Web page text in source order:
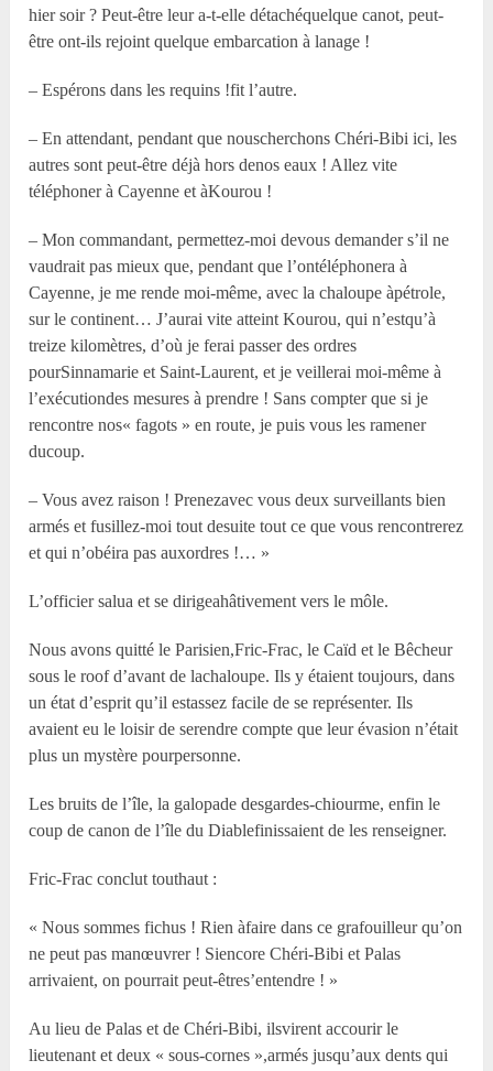
hier soir ? Peut-être leur a-t-elle détachéquelque canot, peut-
être ont-ils rejoint quelque embarcation à lanage !
– Espérons dans les requins !fit l’autre.
– En attendant, pendant que nouscherchons Chéri-Bibi ici, les
autres sont peut-être déjà hors denos eaux ! Allez vite
téléphoner à Cayenne et àKourou !
– Mon commandant, permettez-moi devous demander s’il ne
vaudrait pas mieux que, pendant que l’ontéléphonera à
Cayenne, je me rende moi-même, avec la chaloupe àpétrole,
sur le continent… J’aurai vite atteint Kourou, qui n’estqu’à
treize kilomètres, d’où je ferai passer des ordres
pourSinnamarie et Saint-Laurent, et je veillerai moi-même à
l’exécutiondes mesures à prendre ! Sans compter que si je
rencontre nos« fagots » en route, je puis vous les ramener
ducoup.
– Vous avez raison ! Prenezavec vous deux surveillants bien
armés et fusillez-moi tout desuite tout ce que vous rencontrerez
et qui n’obéira pas auxordres !… »
L’officier salua et se dirigeahâtivement vers le môle.
Nous avons quitté le Parisien,Fric-Frac, le Caïd et le Bêcheur
sous le roof d’avant de lachaloupe. Ils y étaient toujours, dans
un état d’esprit qu’il estassez facile de se représenter. Ils
avaient eu le loisir de serendre compte que leur évasion n’était
plus un mystère pourpersonne.
Les bruits de l’île, la galopade desgardes-chiourme, enfin le
coup de canon de l’île du Diablefinissaient de les renseigner.
Fric-Frac conclut touthaut :
« Nous sommes fichus ! Rien àfaire dans ce grafouilleur qu’on
ne peut pas manœuvrer ! Siencore Chéri-Bibi et Palas
arrivaient, on pourrait peut-êtres’entendre ! »
Au lieu de Palas et de Chéri-Bibi, ilsvirent accourir le
lieutenant et deux « sous-cornes »,armés jusqu’aux dents qui